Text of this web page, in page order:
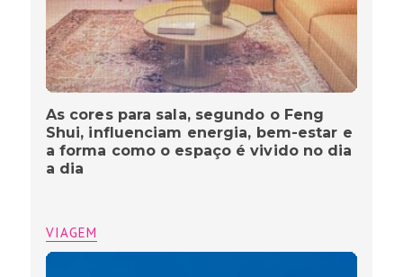
As cores para sala, segundo o Feng
Shui, influenciam energia, bem-estar e
a forma como o espaço é vivido no dia
a dia
VIAGEM